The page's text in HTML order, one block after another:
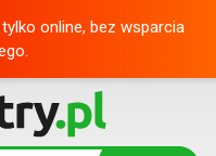
online, bez wsparcia